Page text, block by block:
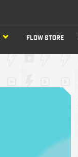
FLOW STORE